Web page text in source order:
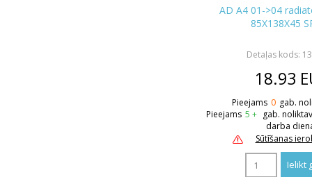
AD A4 01->04
85X138X45
Detaļas kods:
18.93
Pieejams 0 gab.
Pieejams 5 + gab.
darba
Sūtīšanas